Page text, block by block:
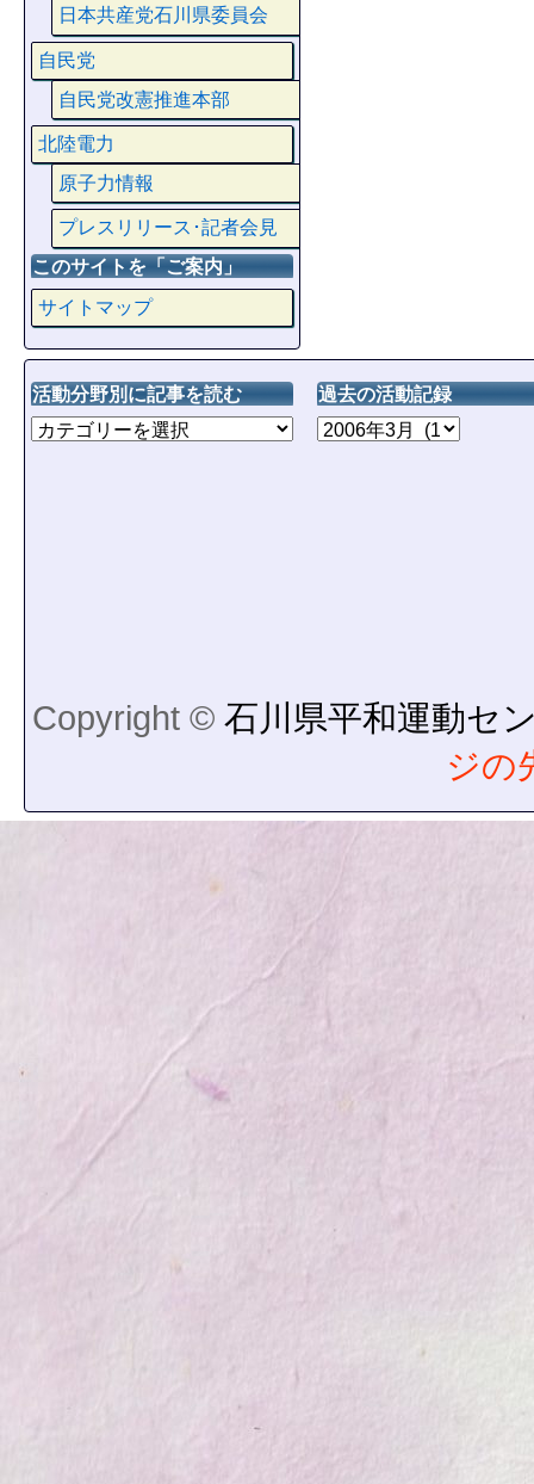
日本共産党石川県委員会
自民党
自民党改憲推進本部
北陸電力
原子力情報
プレスリリース･記者会見
このサイトを「ご案内」
サイトマップ
活動分野別に記事を読む 過去の活動記録
Copyright © 石川県平和運動セ
ジの